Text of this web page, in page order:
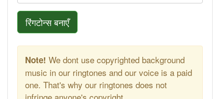
रिंगटोन्स बनाएँ
Note! We dont use copyrighted background
music in our ringtones and our voice is a paid
one. That's why our ringtones does not
infringe anyone's copyright.